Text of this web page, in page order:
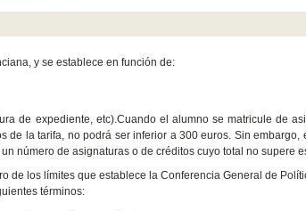
y se establece en función de:
de expediente, etc). Cuando el alumno se matricule de
de la tarifa, no podrá ser inferior a 300 euros. Sin embargo,
número de asignaturas o de créditos cuyo total no supere
de los límites que establece la Conferencia General de
términos: